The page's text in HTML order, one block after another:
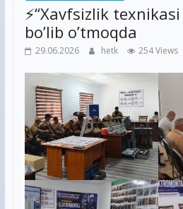
⚡️“Xavfsizlik
bo’lib o’tmoqda
29.06.2026 hetk 254 Views